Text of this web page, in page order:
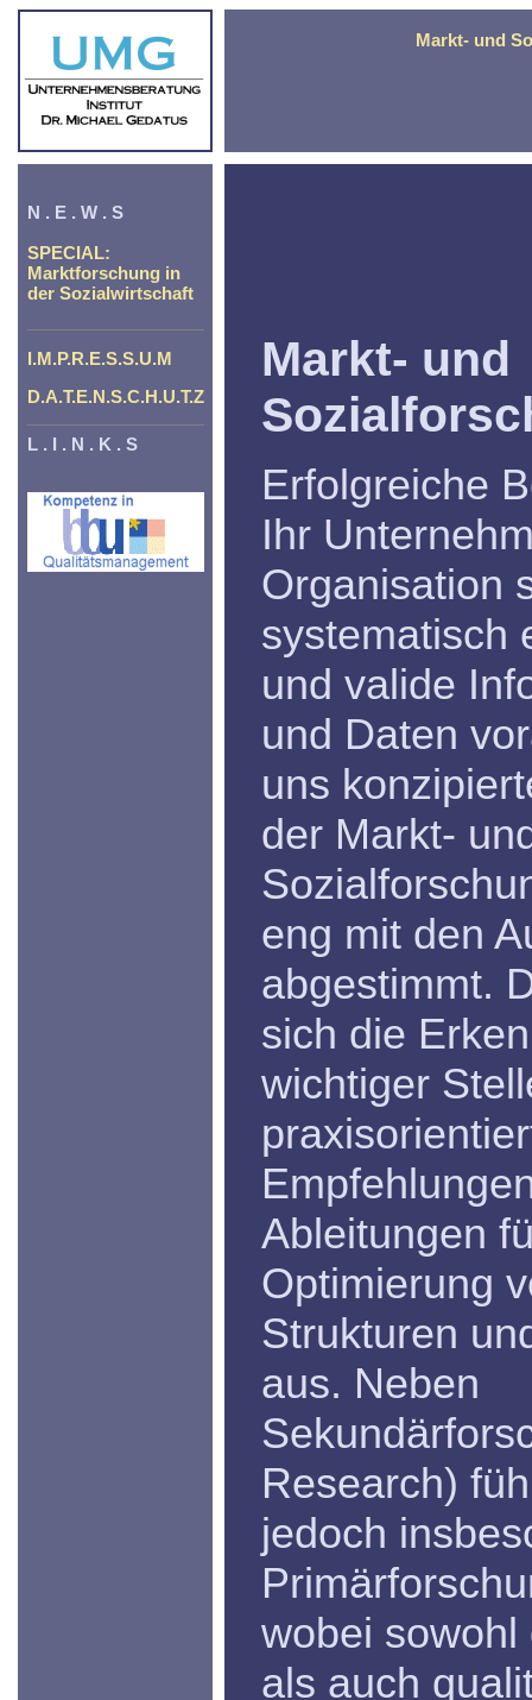
Markt- und
N . E . W . S
SPECIAL:
Marktforschung in
der Sozialwirtschaft
I.M.P.R.E.S.S.U.M
D.A.T.E.N.S.C.H.U.T.Z
L . I . N . K . S
Markt- und
Erfolgreiche
Ihr
Organisation
systematisch
und valide
und Daten
uns
der Markt-
eng mit den
abgestimmt.
sich die
wichtiger
Ableitungen
Optimierung
Strukturen
aus. Neben
Research)
jedoch
wobei
als auch